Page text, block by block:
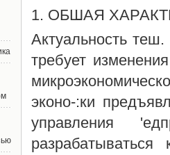
1. ОБШАЯ
Актуальность
требует
эконо-:ки
управления